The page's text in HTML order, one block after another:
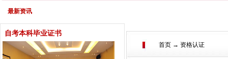
最新资讯
自考本科毕业证书
首页 → 资格认证